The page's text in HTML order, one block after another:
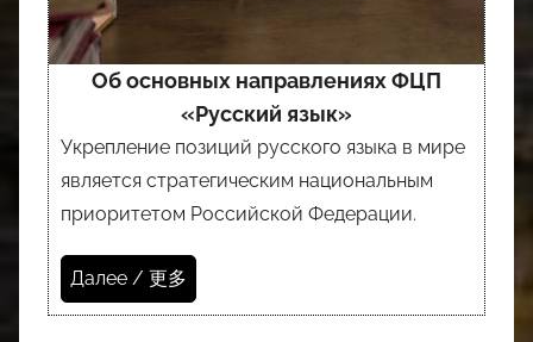
Об основных направлениях ФЦП
«Русский язык»
Укрепление позиций русского языка в мире
является стратегическим национальным
приоритетом Российской Федерации.
Далее / 更多